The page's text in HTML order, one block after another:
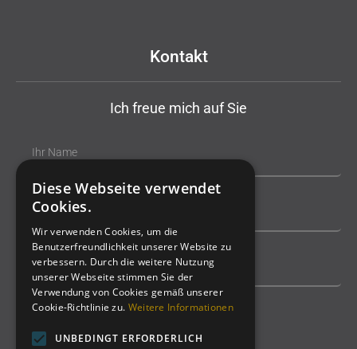
Kontakt
Ich freue mich auf Sie
Diese Webseite verwendet
Cookies.
Wir verwenden Cookies, um die
Benutzerfreundlichkeit unserer Website zu
verbessern. Durch die weitere Nutzung
unserer Webseite stimmen Sie der
Verwendung von Cookies gemäß unserer
Cookie-Richtlinie zu. Weitere Informationen
UNBEDINGT ERFORDERLICH